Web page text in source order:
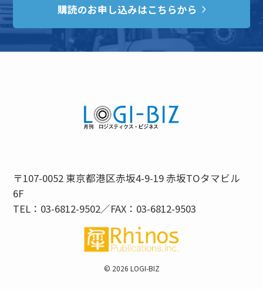
購読のお申し込みはこちらから
〒107-0052 東京都港区赤坂4-9-19 赤坂TOタマビル
6F
TEL：03-6812-9502／FAX：03-6812-9503
© 2026 LOGI-BIZ